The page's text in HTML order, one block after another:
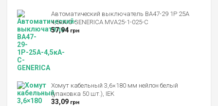
Автоматический выключатель ВА47-29 1Р 25А
4,5кА С GENERICA MVA25-1-025-C
57,94 грн
Хомут кабельный 3,6×180 мм нейлон белый
(упаковка 50 шт.), IEK
33,09 грн